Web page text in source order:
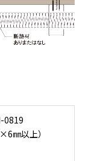
0819
㎜以上）